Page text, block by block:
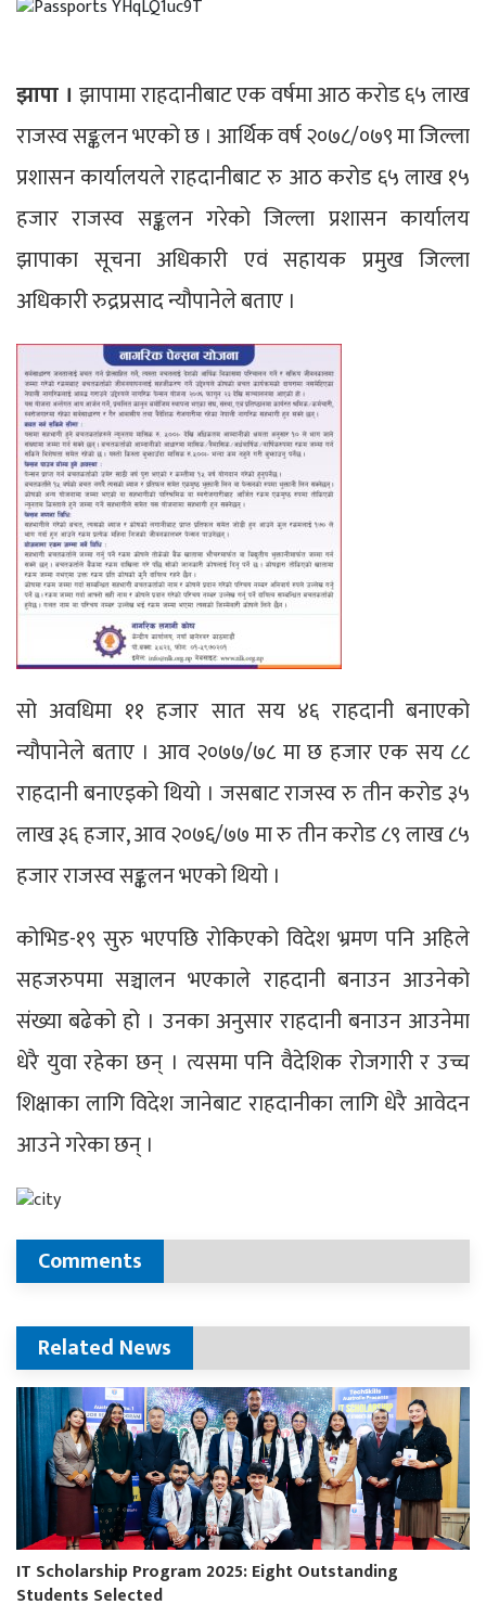
झापा ।झापामा राहदानीबाट एक वर्षमा आठ करोड ६५ लाख
राजस्व सङ्कलन भएको छ । आर्थिक वर्ष २०७८/०७९ मा जिल्ला
प्रशासन कार्यालयले राहदानीबाट रु आठ करोड ६५ लाख १५
हजार राजस्व सङ्कलन गरेको जिल्ला प्रशासन कार्यालय
झापाका सूचना अधिकारी एवं सहायक प्रमुख जिल्ला
अधिकारी रुद्रप्रसाद न्यौपानेले बताए ।
सो अवधिमा ११ हजार सात सय ४६ राहदानी बनाएको
न्यौपानेले बताए । आव २०७७/७८ मा छ हजार एक सय ८८
राहदानी बनाएइको थियो । जसबाट राजस्व रु तीन करोड ३५
लाख ३६ हजार, आव २०७६/७७ मा रु तीन करोड ८९ लाख ८५
हजार राजस्व सङ्कलन भएको थियो ।
कोभिड-१९ सुरु भएपछि रोकिएको विदेश भ्रमण पनि अहिले
सहजरुपमा सञ्चालन भएकाले राहदानी बनाउन आउनेको
संख्या बढेको हो । उनका अनुसार राहदानी बनाउन आउनेमा
धेरै युवा रहेका छन् । त्यसमा पनि वैदेशिक रोजगारी र उच्च
शिक्षाका लागि विदेश जानेबाट राहदानीका लागि धेरै आवेदन
आउने गरेका छन् ।
Comments
Related News
IT Scholarship Program 2025: Eight Outstanding
Students Selected